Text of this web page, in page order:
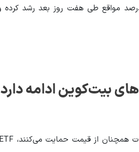
های بیت‌کوین ادامه دارد